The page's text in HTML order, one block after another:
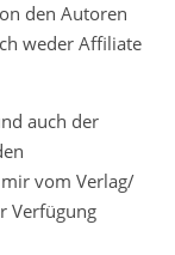
den Autoren
weder Affiliate
auch der
vom Verlag/
Verfügung